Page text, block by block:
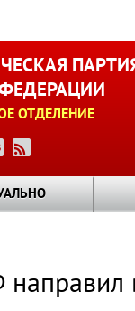
ОТДЕЛЕНИЕ